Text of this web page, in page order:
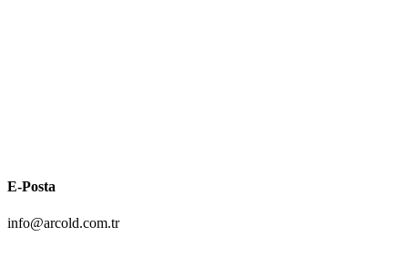
E-Posta
info@arcold.com.tr